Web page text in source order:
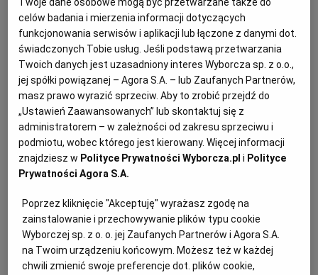
DOMOWE PRZETWORY
SOST, DIPY I INNE DODATKI
KUCHNIA MEKSYKAŃSKA
KUCHNIA INDYJSKA
KUCHNIA HISZPAŃSKA
KUCHNIA NIEMIECKA
GLIWICE
GORZÓW WIELKOPOLSKI
KALISZ
KATOWICE
KIELCE
KOSZALIN
WYBORCZA TV I VOD
TYLKO ZDROWIE
KSIĄŻKI. MAGAZYN DO CZYTANIA
NASZA EUROPA
SŁÓWKA. MAGAZYN O JĘZYKU
BIQDATA
JUTRONAUCI
ARCHIWUM
INNE SERWISY
GAZETA.PL
TOK FM
Na 12 porcji
Przygotowanie: 50 minut
Sernik cynamonowy na spodzie z
mazurków – składniki:
200 g pokruszonych resztek mazurków na kruchym
cieście
90 g roztopionego masła plus do wysmarowania
formy
350 g twarogu sernikowego
Twoje dane osobowe mogą być przetwarzane także do
celów badania i mierzenia informacji dotyczących
funkcjonowania serwisów i aplikacji lub łączone z danymi dot.
świadczonych Tobie usług. Jeśli podstawą przetwarzania
Twoich danych jest uzasadniony interes Wyborcza sp. z o.o.,
jej spółki powiązanej – Agora S.A. – lub Zaufanych Partnerów,
masz prawo wyrazić sprzeciw. Aby to zrobić przejdź do
„Ustawień Zaawansowanych” lub skontaktuj się z
administratorem – w zależności od zakresu sprzeciwu i
podmiotu, wobec którego jest kierowany. Więcej informacji
znajdziesz w Polityce Prywatności Wyborcza.pl i Polityce
Prywatności Agora S.A.
Poprzez kliknięcie "Akceptuję" wyrażasz zgodę na
zainstalowanie i przechowywanie plików typu cookie
Wyborczej sp. z o. o. jej Zaufanych Partnerów i Agora S.A.
na Twoim urządzeniu końcowym. Możesz też w każdej
chwili zmienić swoje preferencje dot. plików cookie,